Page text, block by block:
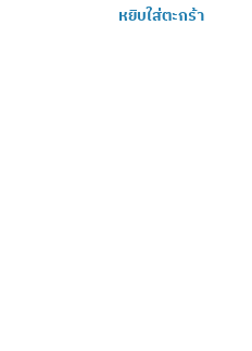
หยิบใส่ตะกร้า